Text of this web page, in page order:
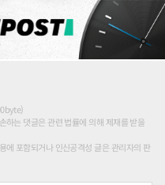
하는 댓글은 관련 법률에 의해 제재를 받을
에 포함되거나 인신공격성 글은 관리자의 판